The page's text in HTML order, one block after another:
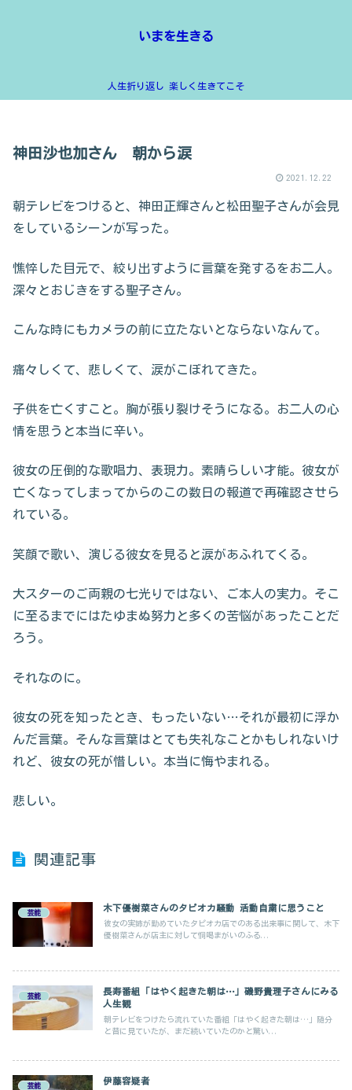
いまを生きる
人生折り返し 楽しく生きてこそ
神田沙也加さん 朝から涙
2021.12.22
朝テレビをつけると、神田正輝さんと松田聖子さんが会見
をしているシーンが写った。
憔悴した目元で、絞り出すように言葉を発するをお二人。
深々とおじきをする聖子さん。
こんな時にもカメラの前に立たないとならないなんて。
痛々しくて、悲しくて、涙がこぼれてきた。
子供を亡くすこと。胸が張り裂けそうになる。お二人の心
情を思うと本当に辛い。
彼女の圧倒的な歌唱力、表現力。素晴らしい才能。彼女が
亡くなってしまってからのこの数日の報道で再確認させら
れている。
笑顔で歌い、演じる彼女を見ると涙があふれてくる。
大スターのご両親の七光りではない、ご本人の実力。そこ
に至るまでにはたゆまぬ努力と多くの苦悩があったことだ
ろう。
それなのに。
彼女の死を知ったとき、もったいない…それが最初に浮か
んだ言葉。そんな言葉はとても失礼なことかもしれないけ
れど、彼女の死が惜しい。本当に悔やまれる。
悲しい。
関連記事
芸能
木下優樹菜さんのタピオカ騒動 活動自粛に思うこと
彼女の実姉が勤めていたタピオカ店でのある出来事に関して、木下
優樹菜さんが店主に対して恫喝まがいのふる...
芸能
長寿番組「はやく起きた朝は…」磯野貴理子さんにみる
人生観
朝テレビをつけたら流れていた番組「はやく起きた朝は…」随分
と昔に見ていたが、まだ続いていたのかと驚い...
芸能
伊藤容疑者